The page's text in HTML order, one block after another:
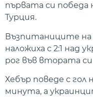
първата си победа
Турция.
Възпитаниците на
наложиха с 2:1 над
рог във втората
Хебър поведе с гол
минута, а